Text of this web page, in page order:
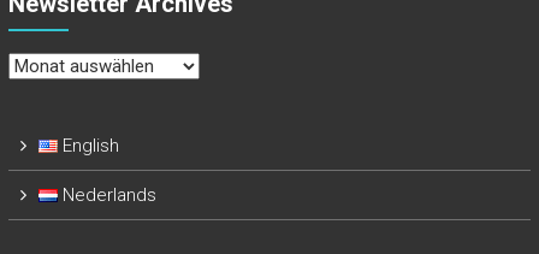
Newsletter
English
Nederlands